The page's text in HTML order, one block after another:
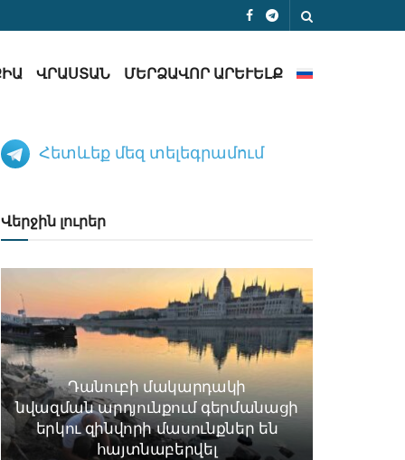
ՎՐԱՍՏԱՆ ՄԵՐՁԱՎՈՐ ԱՐԵՒԵԼՔ
Հետևեք մեզ տելեգրամում
Վերջին լուրեր
Դանուբի մակարդակի
նվազման արդյունքում գերմանացի
երկու զինվորի մասունքներ են
հայտնաբերվել